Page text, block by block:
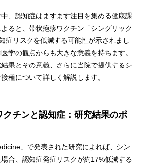
、認知症はますます注目を集める健康課
よると、帯状疱疹ワクチン「シングリック
症リスクを低減する可能性が示されまし
学の観点からも大きな意義を持ちます。
果とその意義、さらに当院で提供するシ
種について詳しく解説します。
クチンと認知症：研究結果のポ
」で発表された研究によれば、シン
合、認知症発症リスクが約17%低減する